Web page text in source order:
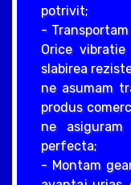
potrivit;
-
Orice
slabirea
ne asumam
produs
ne
perfecta;
- Montam